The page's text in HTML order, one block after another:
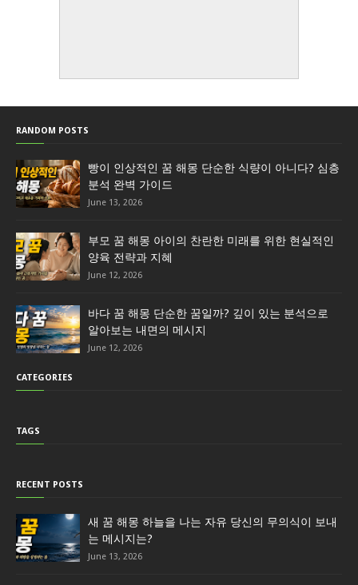
RANDOM POSTS
빵이 인상적인 꿈 해몽 단순한 식량이 아니다? 심층
분석 완벽 가이드
June 13, 2026
부모 꿈 해몽 아이의 찬란한 미래를 위한 현실적인
양육 전략과 지혜
June 12, 2026
바다 꿈 해몽 단순한 꿈일까? 깊이 있는 분석으로
알아보는 내면의 메시지
June 12, 2026
CATEGORIES
TAGS
RECENT POSTS
새 꿈 해몽 하늘을 나는 자유 당신의 무의식이 보내
는 메시지는?
June 13, 2026